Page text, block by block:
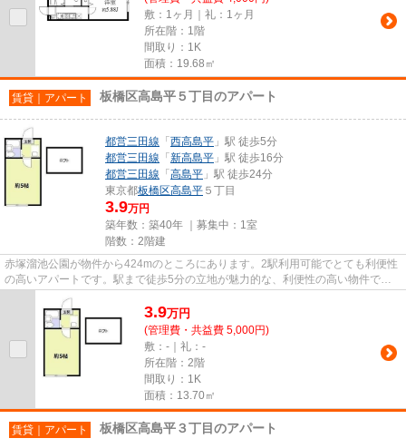
敷：1ヶ月｜礼：1ヶ月
所在階：1階
間取り：1K
面積：19.68㎡
賃貸｜アパート 板橋区高島平５丁目のアパート
都営三田線 「 西高島平 」駅 徒歩5分
都営三田線 「 新高島平 」駅 徒歩16分
都営三田線 「 高島平 」駅 徒歩24分
東京都板橋区高島平 ５丁目
3.9万円
築年数：築40年 ｜募集中： 1室
階数：2階建
赤塚溜池公園が物件から424mのところにあります。2駅利用可能でとても利便性
の高いアパートです。駅まで徒歩5分の立地が魅力的な、利便性の高い物件で
す。こちらの物件はアパートです...
3.9万円
(管理費・共益費 5,000円)
敷：-｜礼：-
所在階：2階
間取り：1K
面積：13.70㎡
賃貸｜アパート 板橋区高島平３丁目のアパート